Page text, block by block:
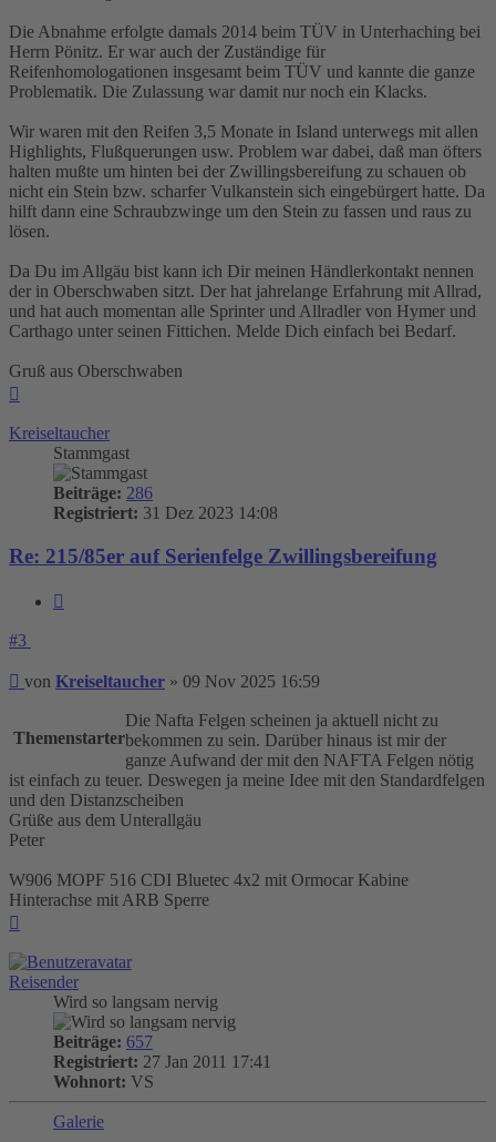
Die Abnahme erfolgte damals 2014 beim TÜV in Unterhaching bei
Herrn Pönitz. Er war auch der Zuständige für
Reifenhomologationen insgesamt beim TÜV und kannte die ganze
Problematik. Die Zulassung war damit nur noch ein Klacks.
Wir waren mit den Reifen 3,5 Monate in Island unterwegs mit allen
Highlights, Flußquerungen usw. Problem war dabei, daß man öfters
halten mußte um hinten bei der Zwillingsbereifung zu schauen ob
nicht ein Stein bzw. scharfer Vulkanstein sich eingebürgert hatte. Da
hilft dann eine Schraubzwinge um den Stein zu fassen und raus zu
lösen.
Da Du im Allgäu bist kann ich Dir meinen Händlerkontakt nennen
der in Oberschwaben sitzt. Der hat jahrelange Erfahrung mit Allrad,
und hat auch momentan alle Sprinter und Allradler von Hymer und
Carthago unter seinen Fittichen. Melde Dich einfach bei Bedarf.
Gruß aus Oberschwaben
Kreiseltaucher
Stammgast
Beiträge: 286
Registriert: 31 Dez 2023 14:08
Re: 215/85er auf Serienfelge Zwillingsbereifung
#3
Beitrag
von Kreiseltaucher » 09 Nov 2025 16:59
Themenstarter
Die Nafta Felgen scheinen ja aktuell nicht zu
bekommen zu sein. Darüber hinaus ist mir der
ganze Aufwand der mit den NAFTA Felgen nötig
ist einfach zu teuer. Deswegen ja meine Idee mit den Standardfelgen
und den Distanzscheiben
Grüße aus dem Unterallgäu
Peter
W906 MOPF 516 CDI Bluetec 4x2 mit Ormocar Kabine
Hinterachse mit ARB Sperre
Reisender
Wird so langsam nervig
Beiträge: 657
Registriert: 27 Jan 2011 17:41
Wohnort: VS
Galerie